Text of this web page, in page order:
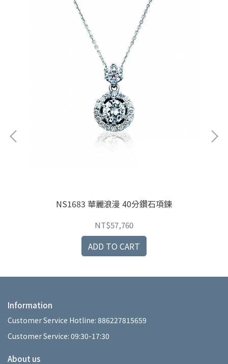
NS1683 華麗浪漫 40分鑽石項鍊
NT$57,760
ADD TO CART
Information
Customer Service Hotline: 886227815659
Customer Service: 09:30-17:30
About us